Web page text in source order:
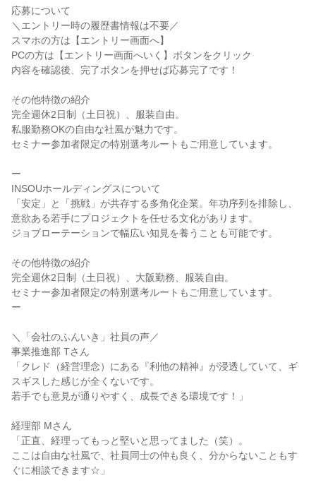
応募について
＼エントリー時の履歴書情報は不要／
スマホの方は【エントリー画面へ】
PCの方は【エントリー画面へいく】ボタンをクリック
内容を確認後、完了ボタンを押せば応募完了です！
その他特徴の紹介
完全週休2日制（土日祝）、服装自由。
私服勤務OKの自由な社風が魅力です。
セミナー参加者限定の特別選考ルートもご用意しています。
ー
INSOUホールディングスについて
「安定」と「挑戦」が共存する多角化企業。年功序列を排除し、
意欲ある若手にプロジェクトを任せる文化があります。
ジョブローテーションで幅広い知見を養うことも可能です。
その他特徴の紹介
完全週休2日制（土日祝）、大阪勤務、服装自由。
セミナー参加者限定の特別選考ルートもご用意しています。
ー
＼「会社のふんいき」社員の声／
事業推進部 Tさん
「クレド（経営理念）にある『利他の精神』が浸透していて、ギ
スギスした感じが全くないです。
若手でも意見が通りやすく、成長できる環境です！」
経理部 Mさん
「正直、経理ってもっと堅いと思ってました（笑）。
ここは自由な社風で、社員同士の仲も良く、分からないこともす
ぐに相談できます☆」